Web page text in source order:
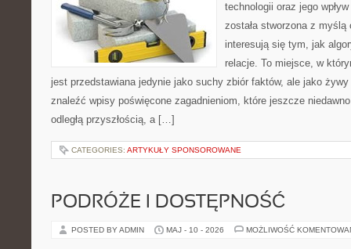
technologii oraz jego
została stworzona z
interesują się tym, jak
relacje. To miejsce, w
jest przedstawiana jedynie jako suchy zbiór faktów, ale jako
znaleźć wpisy poświęcone zagadnieniom, które jeszcze niedawno
odległą przyszłością, a […]
CATEGORIES: ARTYKUŁY SPONSOROWANE
PODRÓŻE I DOSTĘPNOŚĆ
POSTED BY ADMIN MAJ - 10 - 2026 MOŻLIWOŚĆ